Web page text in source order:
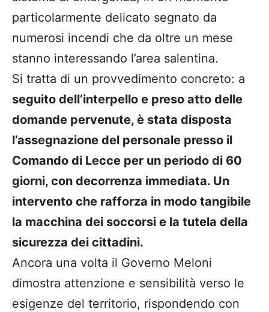
particolarmente delicato segnato da
numerosi incendi che da oltre un mese
stanno interessando l’area salentina.
Si tratta di un provvedimento concreto: a
seguito dell’interpello e preso atto delle
domande pervenute, è stata disposta
l’assegnazione del personale presso il
Comando di Lecce per un periodo di 60
giorni, con decorrenza immediata. Un
intervento che rafforza in modo tangibile
la macchina dei soccorsi e la tutela della
sicurezza dei cittadini.
Ancora una volta il Governo Meloni
dimostra attenzione e sensibilità verso le
esigenze del territorio, rispondendo con